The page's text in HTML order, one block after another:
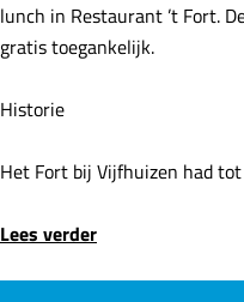
lunch in Restaurant ’t Fort.
gratis toegankelijk.
Historie
Het Fort bij Vijfhuizen had
Lees verder